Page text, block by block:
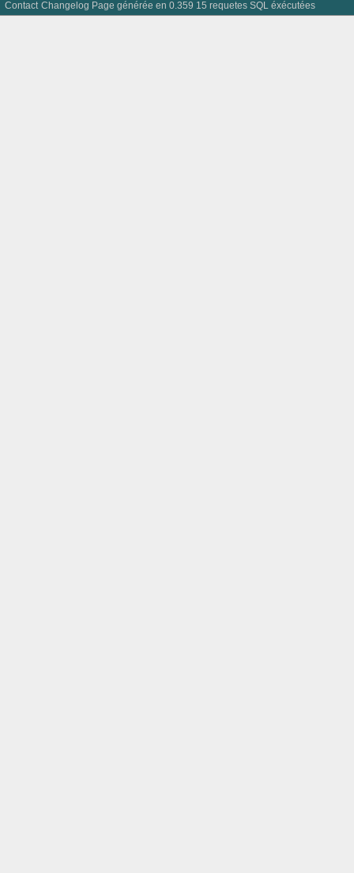
Contact Changelog Page générée en 0.359 15 requetes SQL éxécutées